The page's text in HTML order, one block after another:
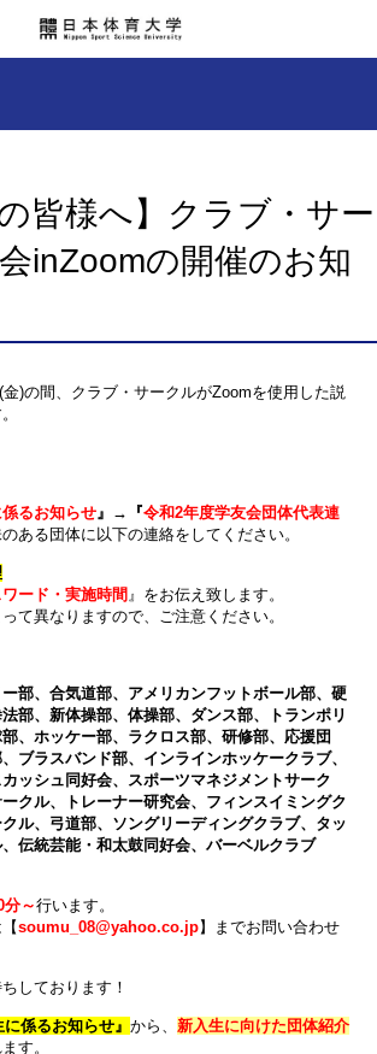
の皆様へ】クラブ・サー
inZoomの開催のお知
)の間、クラブ・サークルがZoomを使用した説
るお知らせ』→『令和2年度学友会団体代表連
ある団体に以下の連絡をしてください。
ワード・実施時間 』をお伝え致します。
て異なりますので、ご注意ください。
部、合気道部、アメリカンフットボール部、硬
部、新体操部、体操部、ダンス部、トランポリ
、ホッケー部、ラクロス部、研修部、応援団
ブラスバンド部、インラインホッケークラブ、
ッシュ同好会、スポーツマネジメントサーク
クル、トレーナー研究会、フィンスイミングク
ル、弓道部、ソングリーディングクラブ、タッ
伝統芸能・和太鼓同好会、バーベルクラブ
分～行います。
soumu_08@yahoo.co.jp】までお問い合わせ
しております！
係るお知らせ』 から、 新入生に向けた団体紹介
す。